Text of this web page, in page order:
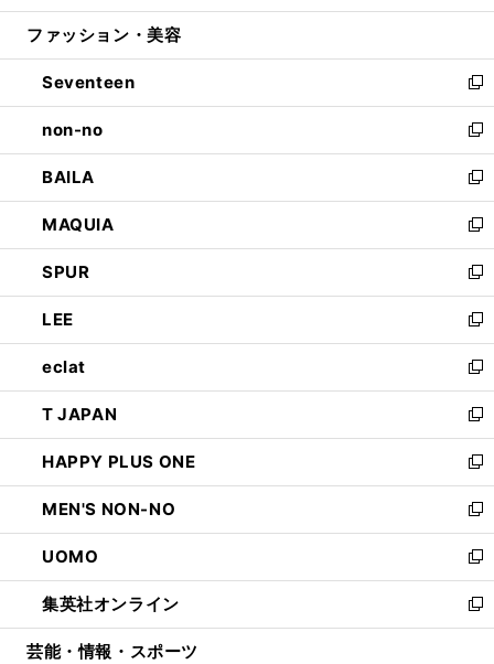
開
ウ
開
く
ン
ウ
で
開
く
ウ
ン
ド
ウ
で
開
く
ファッション・美容
Seventeen
新
し
い
ウ
ィ
ン
ド
ウ
で
開
く
non-no
新
し
い
ウ
ィ
ン
ド
ウ
で
開
く
BAILA
新
し
い
ウ
ィ
ン
ド
ウ
で
開
く
MAQUIA
新
し
い
ウ
ィ
ン
ド
ウ
で
開
く
SPUR
新
し
い
ウ
ィ
ン
ド
ウ
で
開
く
LEE
新
し
い
ウ
ィ
ン
ド
ウ
で
開
く
eclat
新
し
い
ウ
ィ
ン
ド
ウ
で
開
く
T JAPAN
新
し
い
ウ
ィ
ン
ド
ウ
で
開
HAPPY PLUS ONE
新
し
い
ウ
ィ
ン
ド
ウ
MEN'S NON-NO
新
し
い
ウ
ィ
ン
UOMO
新
し
い
ウ
集英社オンライン
新
し
芸能・情報・スポーツ